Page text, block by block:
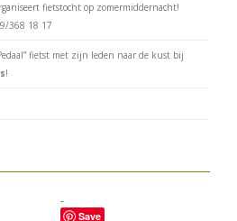
fietstocht op zomermiddernacht!
368 18 17
fietst met zijn leden naar de kust bij
!
Save